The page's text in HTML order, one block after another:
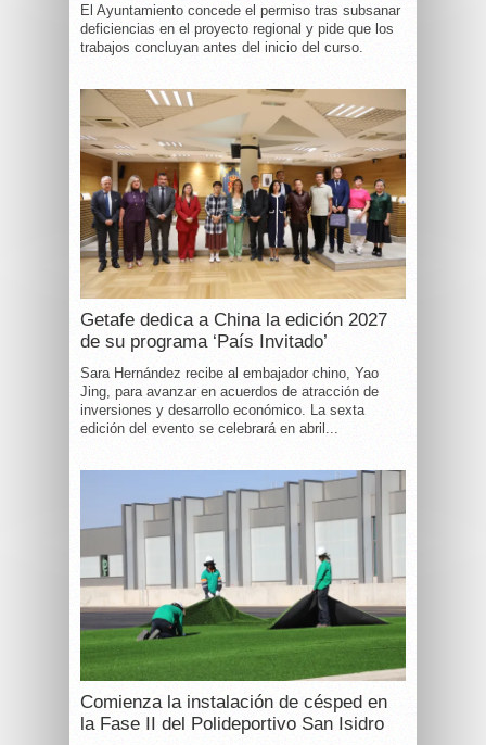
El Ayuntamiento concede el permiso tras subsanar
deficiencias en el proyecto regional y pide que los
trabajos concluyan antes del inicio del curso.
Getafe dedica a China la edición 2027
de su programa ‘País Invitado’
Sara Hernández recibe al embajador chino, Yao
Jing, para avanzar en acuerdos de atracción de
inversiones y desarrollo económico. La sexta
edición del evento se celebrará en abril...
Comienza la instalación de césped en
la Fase II del Polideportivo San Isidro